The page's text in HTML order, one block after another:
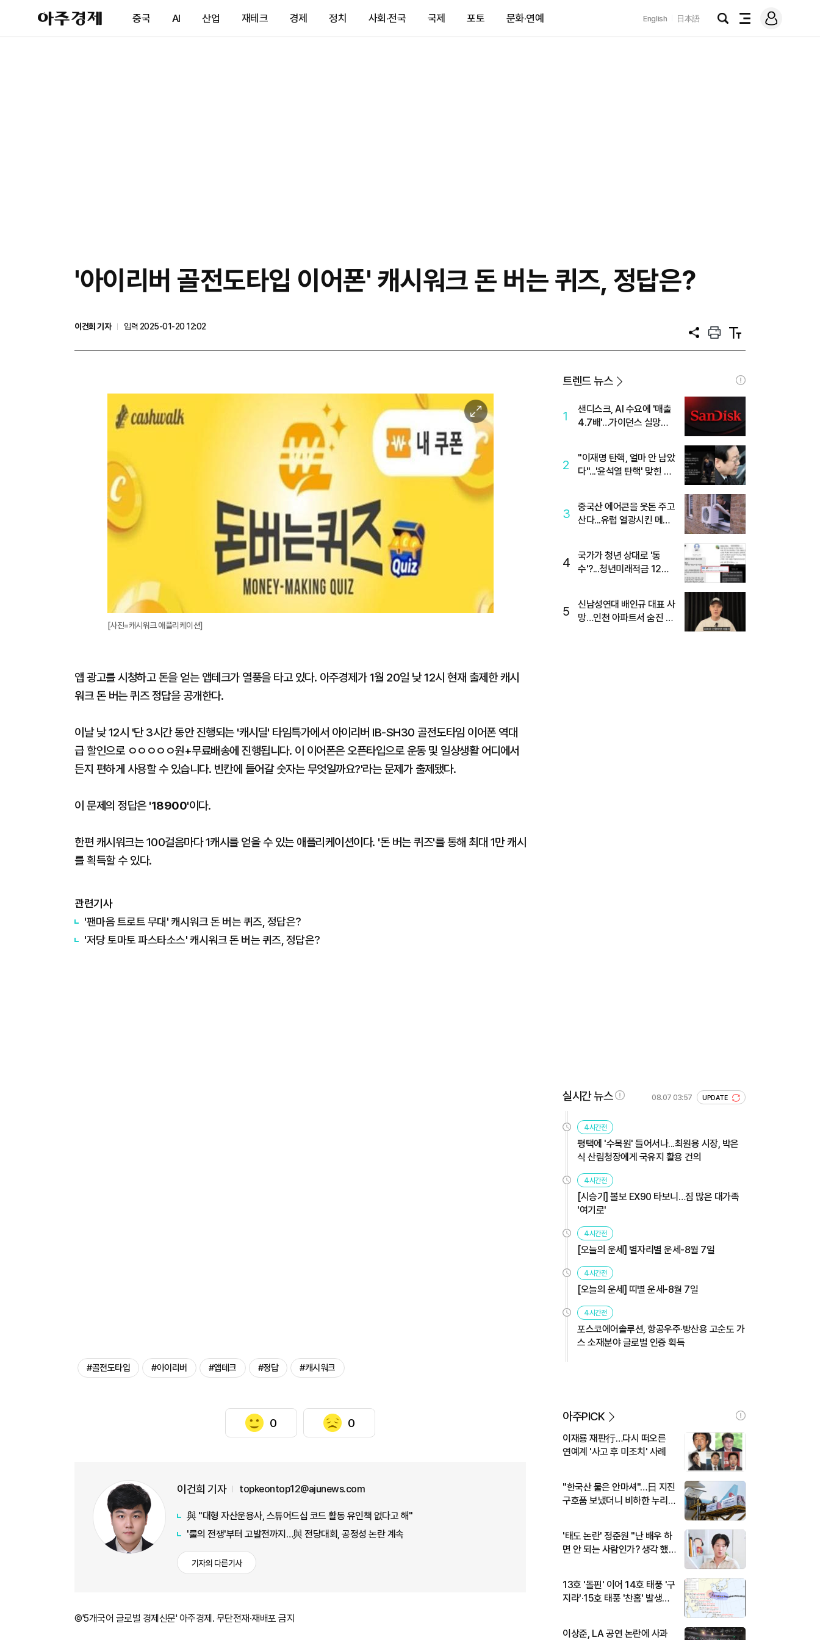
아
주
제
중국 AI 산업 재테크 경제 정치 사회·전국 국제 포토 문화·연예 English 日本語
검
전
메
그
'아이리버 골전도타입 이어폰' 캐시워크 돈 버는 퀴즈, 정답은?
이건희 기자
입력 2025-01-20 12:02
공
프
트
텍
트
이
미
확
대
[사진=캐시워크 애플리케이션]
앱 광고를 시청하고 돈을 얻는 앱테크가 열풍을 타고 있다. 아주경제가 1월 20일 낮 12시 현재 출제한 캐시
워크 돈 버는 퀴즈 정답을 공개한다.
이날 낮 12시 '단 3시간 동안 진행되는 '캐시딜' 타임특가에서 아이리버 IB-SH30 골전도타임 이어폰 역대
급 할인으로 ㅇㅇㅇㅇㅇ원+무료배송에 진행됩니다. 이 이어폰은 오픈타입으로 운동 및 일상생활 어디에서
든지 편하게 사용할 수 있습니다. 빈칸에 들어갈 숫자는 무엇일까요?'라는 문제가 출제됐다.
이 문제의 정답은 '18900'이다.
한편 캐시워크는 100걸음마다 1캐시를 얻을 수 있는 애플리케이션이다. '돈 버는 퀴즈'를 통해 최대 1만 캐시
를 획득할 수 있다.
관련기사
'팬마음 트로트 무대' 캐시워크 돈 버는 퀴즈, 정답은?
'저당 토마토 파스타소스' 캐시워크 돈 버는 퀴즈, 정답은?
#골전도타입 #아이리버 #앱테크 #정답 #캐시워크
0 0
이건희 기자 topkeontop12@ajunews.com
與 "대형 자산운용사, 스튜어드십 코드 활동 유인책 없다고 해"
'룰의 전쟁'부터 고발전까지…與 전당대회, 공정성 논란 계속
기자의 다른기사
©'5개국어 글로벌 경제신문' 아주경제. 무단전재·재배포 금지
트렌드 뉴스
1
샌디스크, AI 수요에 '매출
4.7배'…가이던스 실망에
2
"이재명 탄핵, 얼마 안 남았
다"...'윤석열 탄핵' 맞힌 무
3
중국산 에어콘을 웃돈 주고
산다...유럽 열광시킨 메이
4
국가가 청년 상대로 '통
수'?...청년미래적금 12%
5
신남성연대 배인규 대표 사
망…인천 아파트서 숨진 채
실시간 뉴스 08.07 03:57 UPDATE
4시간전
평택에 '수목원' 들어서나...최원용 시장, 박은
식 산림청장에게 국유지 활용 건의
4시간전
[시승기] 볼보 EX90 타보니…짐 많은 대가족
'여기로'
4시간전
[오늘의 운세] 별자리별 운세-8월 7일
4시간전
[오늘의 운세] 띠별 운세-8월 7일
4시간전
포스코에어솔루션, 항공우주·방산용 고순도 가
스 소재분야 글로벌 인증 획득
아주PICK
이재룡 재판行…다시 떠오른
연예계 '사고 후 미조치' 사례
"한국산 물은 안마셔"…日 지진
구호품 보냈더니 비하한 누리
'태도 논란' 정준원 "난 배우 하
면 안 되는 사람인가? 생각 했
13호 '돌핀' 이어 14호 태풍 '구
지라'·15호 태풍 '찬홈' 발생…
이상준, LA 공연 논란에 사과